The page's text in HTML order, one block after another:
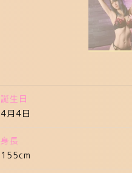
誕生日
4月4日
身長
155cm